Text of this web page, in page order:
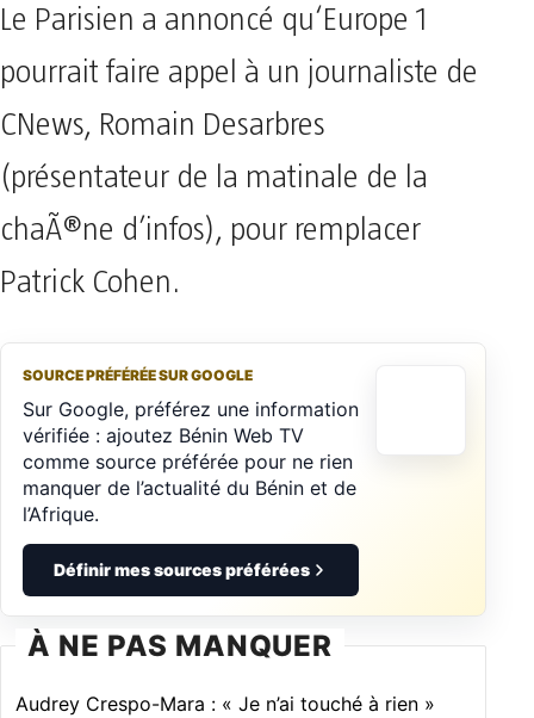
Le Parisien a annoncé qu‘Europe 1
pourrait faire appel à un journaliste de
CNews, Romain Desarbres
(présentateur de la matinale de la
chaÃ®ne d’infos), pour remplacer
Patrick Cohen.
SOURCE PRÉFÉRÉE SUR GOOGLE
Sur Google, préférez une information
vérifiée : ajoutez Bénin Web TV
comme source préférée pour ne rien
manquer de l’actualité du Bénin et de
l’Afrique.
Définir mes sources préférées
À NE PAS MANQUER
Audrey Crespo-Mara : « Je n’ai touché à rien »